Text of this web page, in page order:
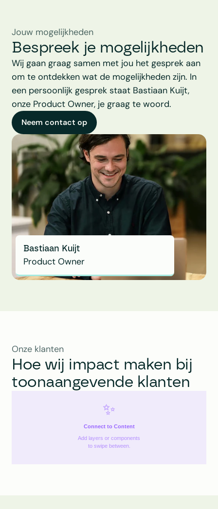
Bastiaan Kuijt
Product Owner
Jouw mogelijkheden
Bespreek je mogelijkheden
Wij gaan graag samen met jou het gesprek aan
om te ontdekken wat de mogelijkheden zijn. In
een persoonlijk gesprek staat Bastiaan Kuijt,
onze Product Owner, je graag te woord.
Neem contact op
Onze klanten
Hoe wij impact maken bij
toonaangevende klanten
✨
Connect to Content
Add layers or components
to swipe between.